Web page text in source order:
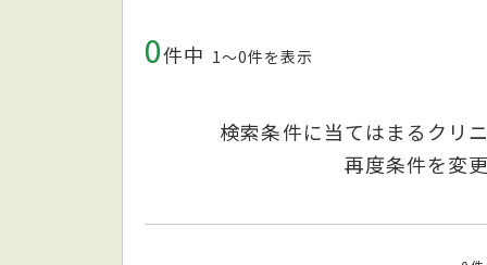
0件中 1〜0件を表示
検索条件に当てはまるクリ
再度条件を変